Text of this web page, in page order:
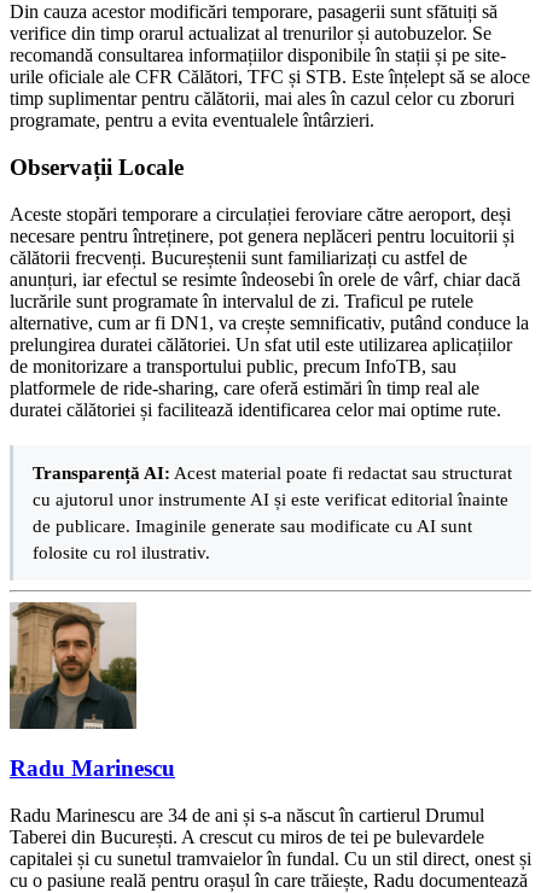
Din cauza acestor modificări temporare, pasagerii sunt sfătuiți să
verifice din timp orarul actualizat al trenurilor și autobuzelor. Se
recomandă consultarea informațiilor disponibile în stații și pe site-
urile oficiale ale CFR Călători, TFC și STB. Este înțelept să se aloce
timp suplimentar pentru călătorii, mai ales în cazul celor cu zboruri
programate, pentru a evita eventualele întârzieri.
Observații Locale
Aceste stopări temporare a circulației feroviare către aeroport, deși
necesare pentru întreținere, pot genera neplăceri pentru locuitorii și
călătorii frecvenți. Bucureștenii sunt familiarizați cu astfel de
anunțuri, iar efectul se resimte îndeosebi în orele de vârf, chiar dacă
lucrările sunt programate în intervalul de zi. Traficul pe rutele
alternative, cum ar fi DN1, va crește semnificativ, putând conduce la
prelungirea duratei călătoriei. Un sfat util este utilizarea aplicațiilor
de monitorizare a transportului public, precum InfoTB, sau
platformele de ride-sharing, care oferă estimări în timp real ale
duratei călătoriei și facilitează identificarea celor mai optime rute.
Transparență AI: Acest material poate fi redactat sau structurat
cu ajutorul unor instrumente AI și este verificat editorial înainte
de publicare. Imaginile generate sau modificate cu AI sunt
folosite cu rol ilustrativ.
Radu Marinescu
Radu Marinescu are 34 de ani și s-a născut în cartierul Drumul
Taberei din București. A crescut cu miros de tei pe bulevardele
capitalei și cu sunetul tramvaielor în fundal. Cu un stil direct, onest și
cu o pasiune reală pentru orașul în care trăiește, Radu documentează